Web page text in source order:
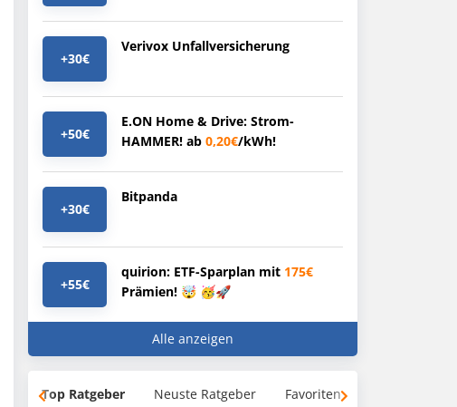
+30€
Verivox Unfallversicherung
+50€
E.ON Home & Drive: Strom-
HAMMER! ab 0,20€/kWh!
+30€
Bitpanda
+55€
quirion: ETF-Sparplan mit 175€
Prämien! 🤯 🥳🚀
Alle anzeigen
Top Ratgeber Neuste Ratgeber Favoriten